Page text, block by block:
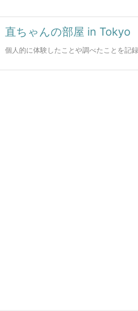
直ちゃんの部屋 in Tokyo
個人的に体験したことや調べたことを記